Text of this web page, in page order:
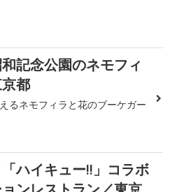
記念公園のネモフィ
都
るネモフィラと花のブーケガー
ハイキュー!!」コラボ